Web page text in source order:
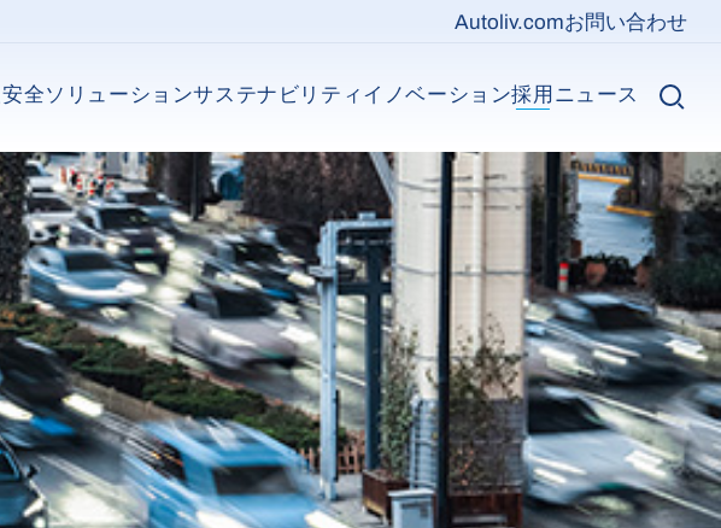
Autoliv.comお問い合わせ
Main
安全ソリューションサステナビリティ イノベーション採用 ニュース